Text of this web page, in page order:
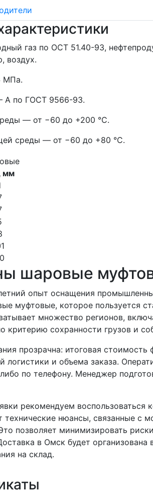
газ по ОСТ 51.40-93,
воздух.
МПа.
А по ГОСТ 9566-93.
— от −60 до +200 °С.
среды — от −60 до +80 °С.
мм
шаровые
опыт оснащения
муфтовые, которое пользуется
множество регионов,
критерию сохранности грузов и
прозрачна: итоговая
логистики и объема заказа.
по телефону. Менеджер
рекомендуем воспользоваться
технические нюансы, связанные с
позволяет минимизировать
в Омск будет
на склад.